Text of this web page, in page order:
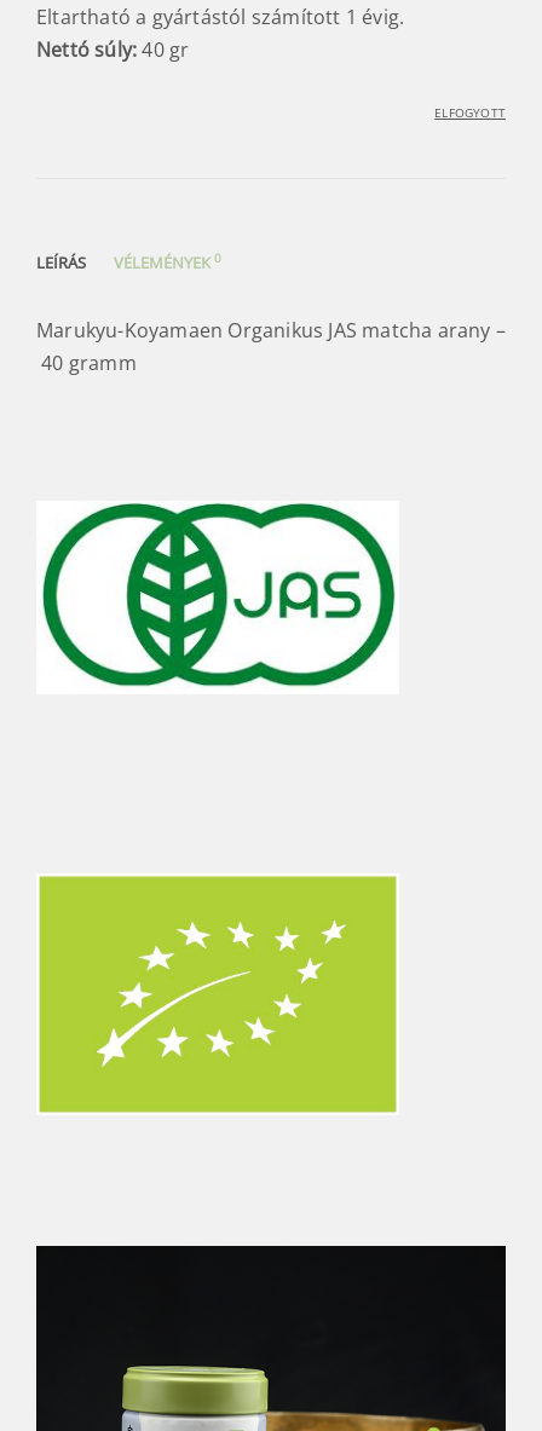
Eltartható a gyártástól számított 1 évig.
Nettó súly:40 gr
ELFOGYOTT
LEÍRÁS VÉLEMÉNYEK 0
Marukyu-Koyamaen Organikus JAS matcha arany –
40 gramm